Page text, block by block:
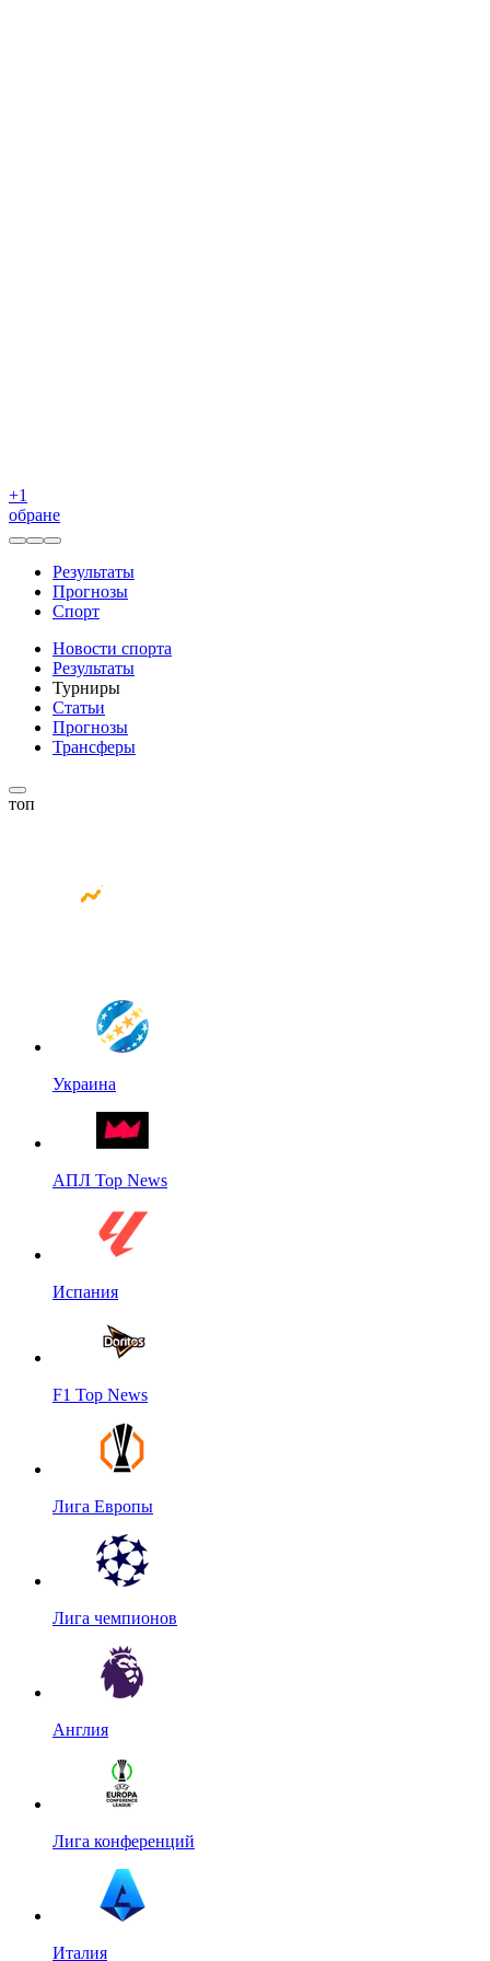
+1
обране
Результаты
Прогнозы
Спорт
Новости спорта
Результаты
Турниры
Статьи
Прогнозы
Трансферы
топ
Украина
АПЛ Top News
Испания
F1 Top News
Лига Европы
Лига чемпионов
Англия
Лига конференций
Италия